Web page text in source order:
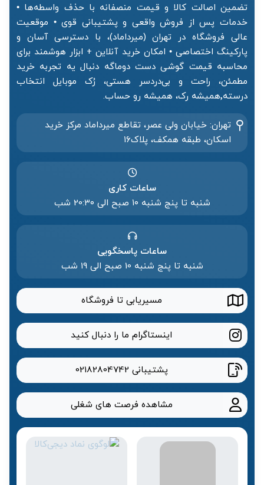
تضمین اصالت کالا و قیمت منصفانه با حذف واسطه‌ها •
خدمات پس از فروش واقعی و پشتیبانی قوی • موقعیت
عالی فروشگاه در تهران (میرداماد)، با دسترسی آسان و
پارکینگ اختصاصی • امکان خرید آنلاین + ابزار هوشمند برای
محاسبه قیمت گوشی دست دوماگه دنبال یه تجربه خرید
مطمئن، راحت و بی‌دردسر هستی، رُک موبایل انتخاب
درسته٬همیشه رک، همیشه رو حساب.
تهران: خیابان ولی عصر، تقاطع میرداماد مرکز خرید‌
اسکان، طبقه همکف، پلاک۱۶
ساعات کاری
شنبه تا پنج شنبه ۱۰ صبح الی 20:۳۰ شب
ساعات پاسخگویی
شنبه تا پنج شنبه 10 صبح الی 19 شب
مسیریابی تا فروشگاه
اینستاگرام ما را دنبال کنید
پشتیبانی 02182804742
مشاهده فرصت های شغلی